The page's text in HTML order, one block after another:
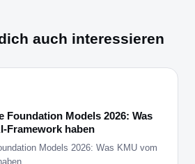
auch interessieren
Foundation Models 2026: Was
Framework haben
Models 2026: Was KMU vom